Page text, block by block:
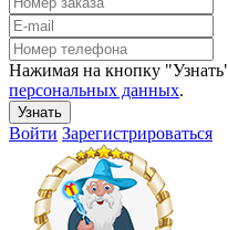
Нажимая на кнопку
персональных данных.
Узнать
Войти Зарегистрироваться